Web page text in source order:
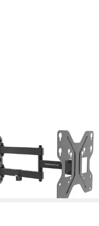
1-tlg)
€
- in 3-4 Werktagen bei dir